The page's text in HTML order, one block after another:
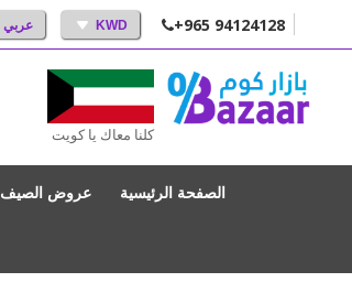
+965 94124128
KWD عربي
كلنا معاك يا كويت
الصفحة الرئيسية عروض الصيف